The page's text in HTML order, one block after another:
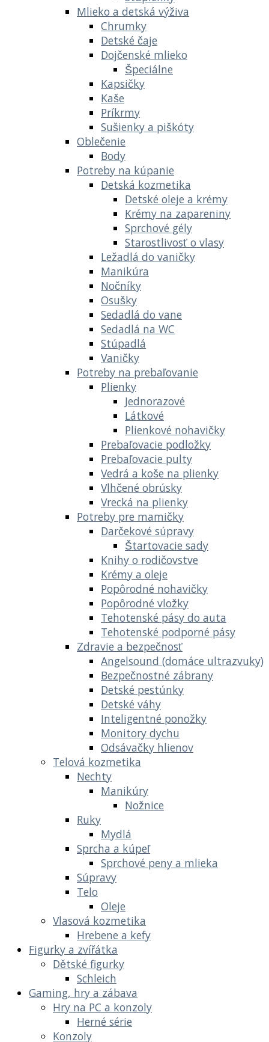
Mlieko a detská výživa
Chrumky
Detské čaje
Dojčenské mlieko
Špeciálne
Kapsičky
Kaše
Príkrmy
Sušienky a piškóty
Oblečenie
Body
Potreby na kúpanie
Detská kozmetika
Detské oleje a krémy
Krémy na zapareniny
Sprchové gély
Starostlivosť o vlasy
Ležadlá do vaničky
Manikúra
Nočníky
Osušky
Sedadlá do vane
Sedadlá na WC
Stúpadlá
Vaničky
Potreby na prebaľovanie
Plienky
Jednorazové
Látkové
Plienkové nohavičky
Prebaľovacie podložky
Prebaľovacie pulty
Vedrá a koše na plienky
Vlhčené obrúsky
Vrecká na plienky
Potreby pre mamičky
Darčekové súpravy
Štartovacie sady
Knihy o rodičovstve
Krémy a oleje
Popôrodné nohavičky
Popôrodné vložky
Tehotenské pásy do auta
Tehotenské podporné pásy
Zdravie a bezpečnosť
Angelsound (domáce ultrazvuky)
Bezpečnostné zábrany
Detské pestúnky
Detské váhy
Inteligentné ponožky
Monitory dychu
Odsávačky hlienov
Telová kozmetika
Nechty
Manikúry
Nožnice
Ruky
Mydlá
Sprcha a kúpeľ
Sprchové peny a mlieka
Súpravy
Telo
Oleje
Vlasová kozmetika
Hrebene a kefy
Figurky a zvířátka
Dětské figurky
Schleich
Gaming, hry a zábava
Hry na PC a konzoly
Herné série
Konzoly